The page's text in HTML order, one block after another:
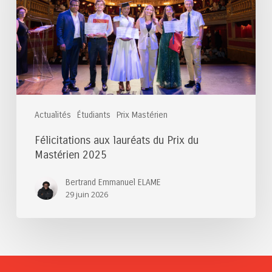
Actualités Étudiants Prix Mastérien
Prix
du
Mastérien
2025
Félicitations aux lauréats du Prix du
Mastérien 2025
Bertrand Emmanuel ELAME
29 juin 2026